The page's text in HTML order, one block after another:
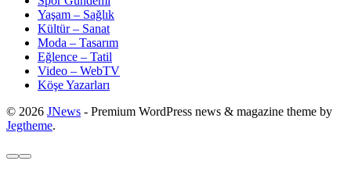
Yaşam – Sağlık
Kültür – Sanat
Moda – Tasarım
Eğlence – Tatil
Video – WebTV
Köşe Yazarları
© 2026 JNews - Premium WordPress news & magazine theme by
Jegtheme.